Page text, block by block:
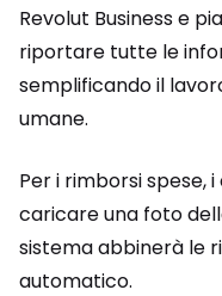
Revolut Business e
riportare tutte le
semplificando il
umane.
Per i rimborsi spese,
caricare una foto
sistema abbinerà le
automatico.